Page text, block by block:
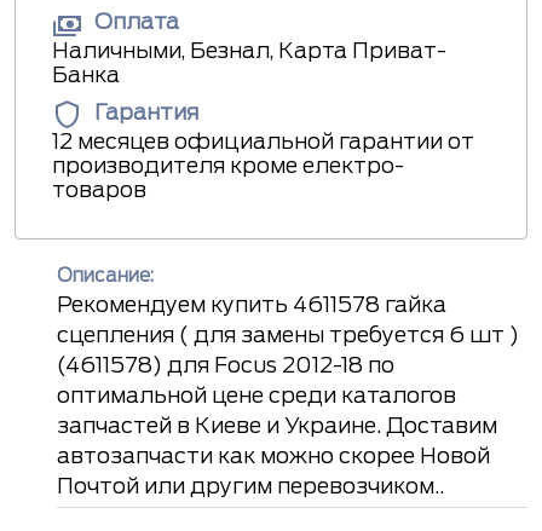
Оплата
Наличными, Безнал, Карта Приват-
Банка
Гарантия
12 месяцев официальной гарантии от
производителя кроме електро-
товаров
Описание:
Рекомендуем купить 4611578 гайка
сцепления ( для замены требуется 6 шт )
(4611578) для Focus 2012-18 по
оптимальной цене среди каталогов
запчастей в Киеве и Украине. Доставим
автозапчасти как можно скорее Новой
Почтой или другим перевозчиком..